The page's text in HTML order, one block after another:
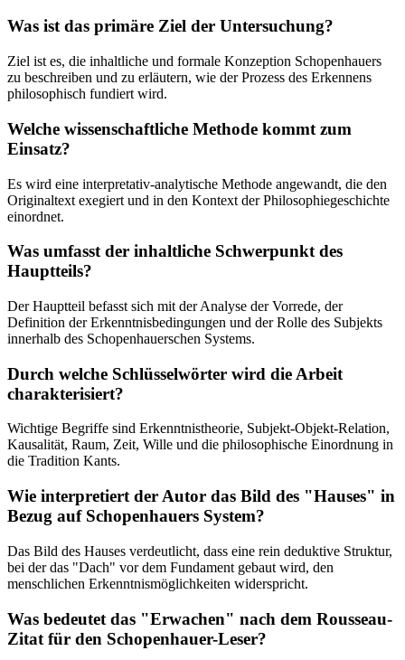
Was ist das primäre Ziel der Untersuchung?
Ziel ist es, die inhaltliche und formale Konzeption Schopenhauers
zu beschreiben und zu erläutern, wie der Prozess des Erkennens
philosophisch fundiert wird.
Welche wissenschaftliche Methode kommt zum
Einsatz?
Es wird eine interpretativ-analytische Methode angewandt, die den
Originaltext exegiert und in den Kontext der Philosophiegeschichte
einordnet.
Was umfasst der inhaltliche Schwerpunkt des
Hauptteils?
Der Hauptteil befasst sich mit der Analyse der Vorrede, der
Definition der Erkenntnisbedingungen und der Rolle des Subjekts
innerhalb des Schopenhauerschen Systems.
Durch welche Schlüsselwörter wird die Arbeit
charakterisiert?
Wichtige Begriffe sind Erkenntnistheorie, Subjekt-Objekt-Relation,
Kausalität, Raum, Zeit, Wille und die philosophische Einordnung in
die Tradition Kants.
Wie interpretiert der Autor das Bild des "Hauses" in
Bezug auf Schopenhauers System?
Das Bild des Hauses verdeutlicht, dass eine rein deduktive Struktur,
bei der das "Dach" vor dem Fundament gebaut wird, den
menschlichen Erkenntnismöglichkeiten widerspricht.
Was bedeutet das "Erwachen" nach dem Rousseau-
Zitat für den Schopenhauer-Leser?